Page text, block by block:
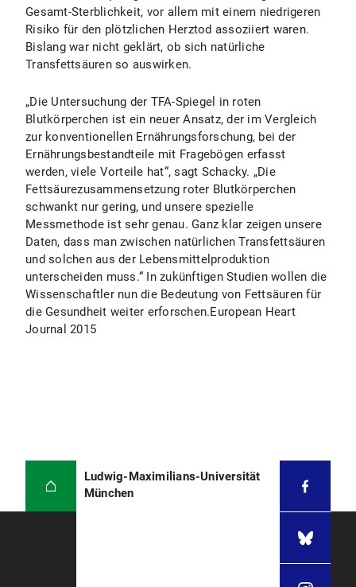
Gesamt-Sterblichkeit, vor allem mit einem niedrigeren
Risiko für den plötzlichen Herztod assoziiert waren.
Bislang war nicht geklärt, ob sich natürliche
Transfettsäuren so auswirken.
„Die Untersuchung der TFA-Spiegel in roten
Blutkörperchen ist ein neuer Ansatz, der im Vergleich
zur konventionellen Ernährungsforschung, bei der
Ernährungsbestandteile mit Fragebögen erfasst
werden, viele Vorteile hat“, sagt Schacky. „Die
Fettsäurezusammensetzung roter Blutkörperchen
schwankt nur gering, und unsere spezielle
Messmethode ist sehr genau. Ganz klar zeigen unsere
Daten, dass man zwischen natürlichen Transfettsäuren
und solchen aus der Lebensmittelproduktion
unterscheiden muss.“ In zukünftigen Studien wollen die
Wissenschaftler nun die Bedeutung von Fettsäuren für
die Gesundheit weiter erforschen.European Heart
Journal 2015
Ludwig-Maximilians-Universität
München